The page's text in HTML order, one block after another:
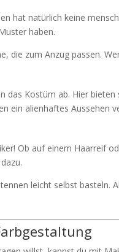
hat natürlich keine
haben.
die zum Anzug passen.
das Kostüm ab. Hier
ein alienhaftes Aussehen
Ob auf einem Haarreif
leicht selbst basteln.